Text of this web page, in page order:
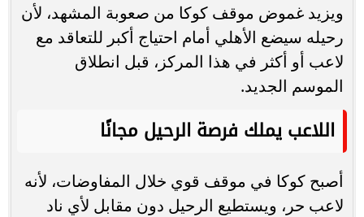
ويزيد غموض موقف كوكا من صعوبة المشهد، لأن
رحيله سيضع الأهلي أمام احتياج أكبر للتعاقد مع
لاعب أو أكثر في هذا المركز، قبل انطلاق
الموسم الجديد.
اللاعب يملك فرصة الرحيل مجانًا
أصبح كوكا في موقف قوي خلال المفاوضات، لأنه
لاعب حر، ويستطيع الرحيل دون مقابل لأي ناد